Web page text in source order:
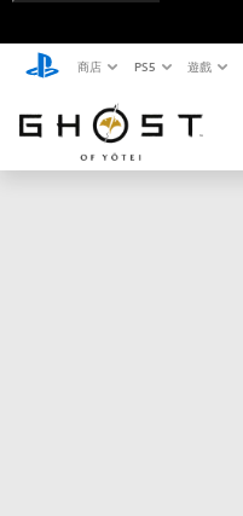
商店 PS5 遊戲